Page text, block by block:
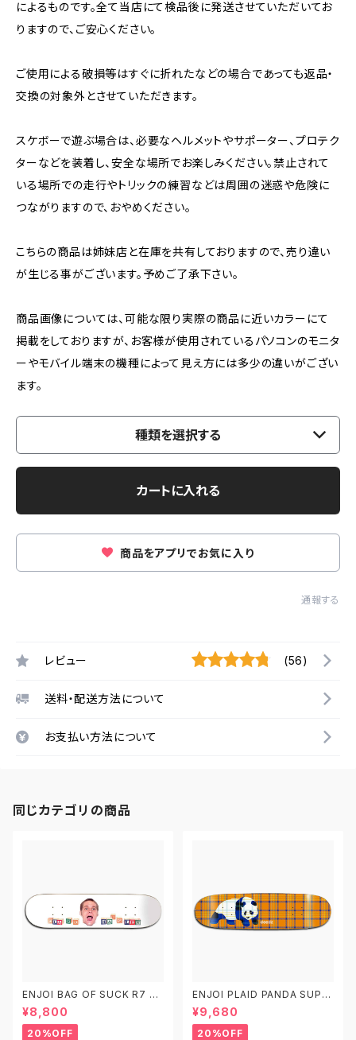
によるものです。全て当店にて検品後に発送させていただいてお
りますので、ご安心ください。
ご使用による破損等はすぐに折れたなどの場合であっても返品・
交換の対象外とさせていただきます。
スケボーで遊ぶ場合は、必要なヘルメットやサポーター、プロテク
ターなどを装着し、安全な場所でお楽しみください。禁止されて
いる場所での走行やトリックの練習などは周囲の迷惑や危険に
つながりますので、おやめください。
こちらの商品は姉妹店と在庫を共有しておりますので、売り違い
が生じる事がございます。予めご了承下さい。
商品画像については、可能な限り実際の商品に近いカラーにて
掲載をしておりますが、お客様が使用されているパソコンのモニタ
ーやモバイル端末の機種によって見え方には多少の違いがござい
ます。
種類を選択する
カートに入れる
商品をアプリでお気に入り
通報する
レビュー (56)
送料・配送方法について
お支払い方法について
同じカテゴリの商品
ENJOI BAG OF SUCK R7 DE
CK エンジョイ スケートボード
デッキ スケボー 8.25
¥8,800
20%OFF
ENJOI PLAID PANDA SUPE
R SAP DECK エンジョイ スケ
ートボード デッキ スケボー 8.3
75
¥9,680
20%OFF